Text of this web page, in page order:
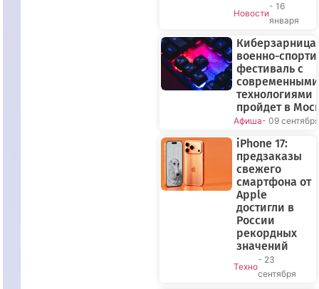
Новости
- 16
января
военно-
фестиваль с
современными
технологиями
пройдет в
Афиша- 09 сентября
iPhone 17:
предзаказы
свежего
смартфона от
Apple
достигли в
России
рекордных
значений
Техно
- 23
сентября